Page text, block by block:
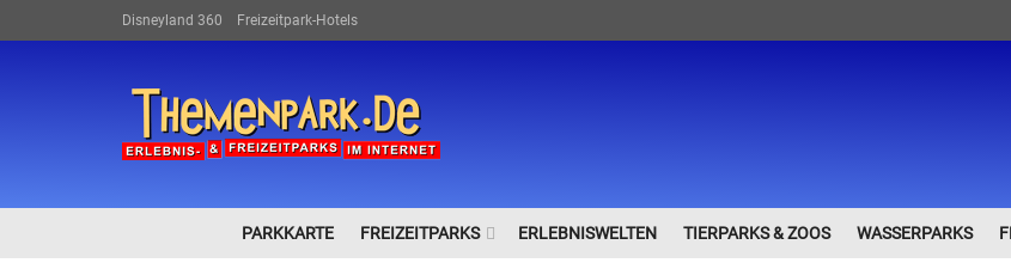
Disneyland 360 Freizeitpark-Hotels
PARKKARTE FREIZEITPARKS ERLEBNISWELTEN TIERPARKS & ZOOS WASSERPARKS